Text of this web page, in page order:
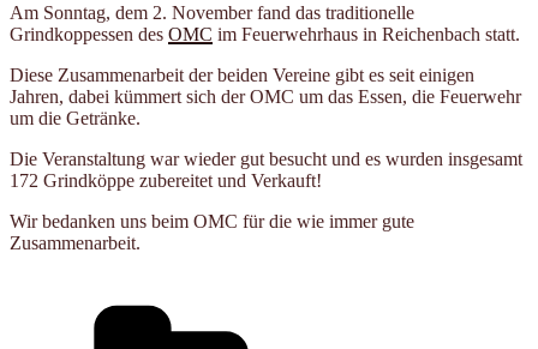
Am Sonntag, dem 2. November fand das traditionelle
Grindkoppessen des OMC im Feuerwehrhaus in Reichenbach statt.
Diese Zusammenarbeit der beiden Vereine gibt es seit einigen
Jahren, dabei kümmert sich der OMC um das Essen, die Feuerwehr
um die Getränke.
Die Veranstaltung war wieder gut besucht und es wurden insgesamt
172 Grindköppe zubereitet und Verkauft!
Wir bedanken uns beim OMC für die wie immer gute
Zusammenarbeit.